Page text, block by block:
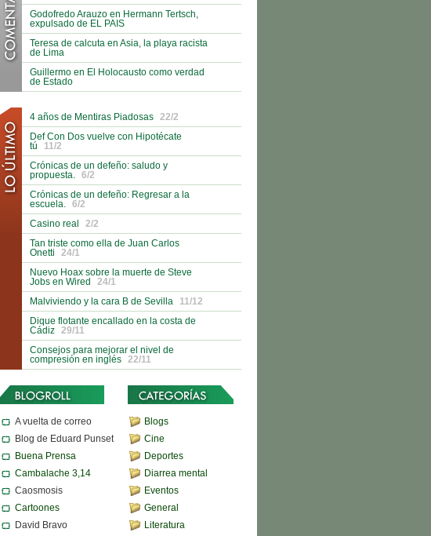
Godofredo Arauzo en Hermann Tertsch,
expulsado de EL PAIS
Teresa de calcuta en Asia, la playa racista
de Lima
Guillermo en El Holocausto como verdad
de Estado
4 años de Mentiras Piadosas
22/2
Def Con Dos vuelve con Hipotécate
tú
11/2
Crónicas de un defeño: saludo y
propuesta.
6/2
Crónicas de un defeño: Regresar a la
escuela.
6/2
Casino real
2/2
Tan triste como ella de Juan Carlos
Onetti
24/1
Nuevo Hoax sobre la muerte de Steve
Jobs en Wired
24/1
Malviviendo y la cara B de Sevilla
11/12
Dique flotante encallado en la costa de
Cádiz
29/11
Consejos para mejorar el nivel de
compresión en inglés
22/11
A vuelta de correo
Blog de Eduard Punset
Buena Prensa
Cambalache 3,14
Caosmosis
Cartoones
David Bravo
Blogs
Cine
Deportes
Diarrea mental
Eventos
General
Literatura